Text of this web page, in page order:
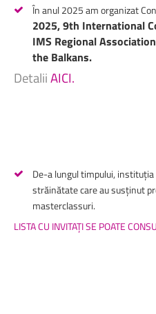
În anul 2025 am organizat
2025, 9th International
IMS Regional
the Balkans.
DetaliiAICI.
De-a lungul timpului,
străinătate care au susținut
masterclassuri.
LISTA CU INVITAȚI SE POATE